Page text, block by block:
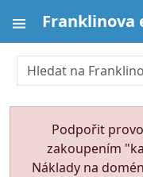
Franklinova
Podpořit
zakoupením
Náklady na